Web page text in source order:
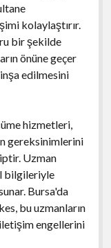
kolaylaştırır.
bir şekilde
önüne geçer
edilmesini
hizmetleri,
gereksinimlerini
Uzman
bilgileriyle
Bursa'da
bu uzmanların
engellerini